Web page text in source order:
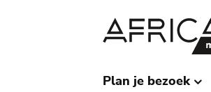
Plan je bezoek